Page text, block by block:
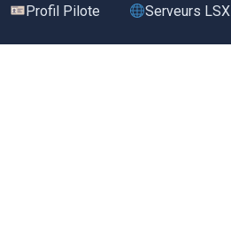
Profil Pilote Serveurs LSX